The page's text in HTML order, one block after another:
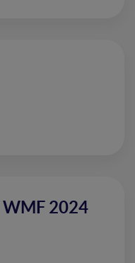
2024